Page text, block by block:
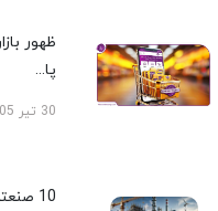
ظهور
پا...
30 تیر 1405
10